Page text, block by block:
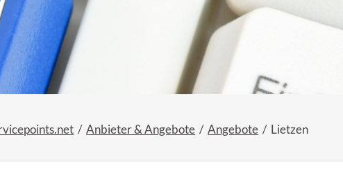
Anbieter & Angebote Angebote Lietzen